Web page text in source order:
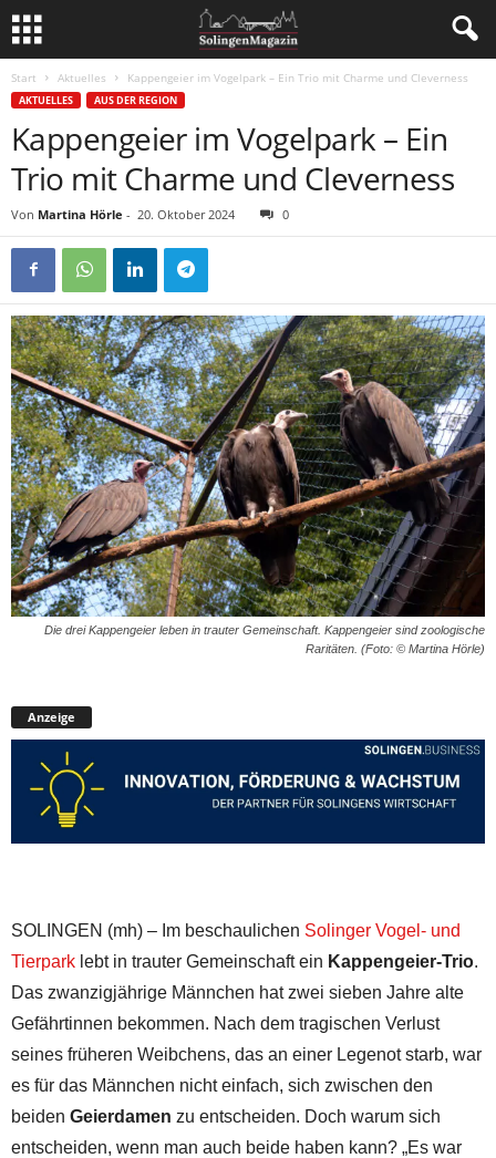
Start Aktuelles Kappengeier im Vogelpark – Ein Trio mit Charme und Cleverness
AKTUELLES AUS DER REGION
Kappengeier im Vogelpark – Ein
Trio mit Charme und Cleverness
Von Martina Hörle - 20. Oktober 2024 0
Die drei Kappengeier leben in trauter Gemeinschaft. Kappengeier sind zoologische
Raritäten. (Foto: © Martina Hörle)
Anzeige
SOLINGEN (mh) – Im beschaulichen Solinger Vogel- und
Tierpark lebt in trauter Gemeinschaft ein Kappengeier-Trio.
Das zwanzigjährige Männchen hat zwei sieben Jahre alte
Gefährtinnen bekommen. Nach dem tragischen Verlust
seines früheren Weibchens, das an einer Legenot starb, war
es für das Männchen nicht einfach, sich zwischen den
beiden Geierdamen zu entscheiden. Doch warum sich
entscheiden, wenn man auch beide haben kann? „Es war